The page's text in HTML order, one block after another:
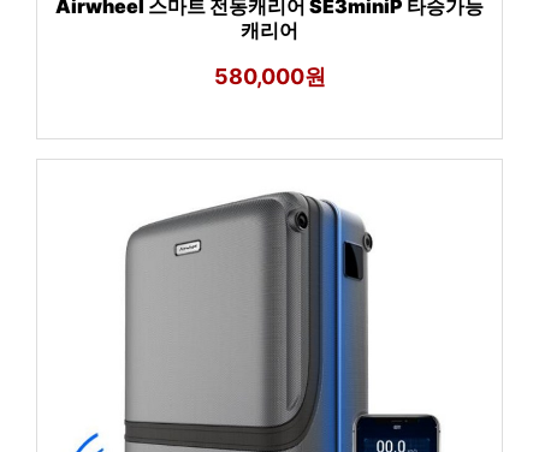
Airwheel 스마트 전동캐리어 SE3miniP 타승가능
캐리어
580,000원